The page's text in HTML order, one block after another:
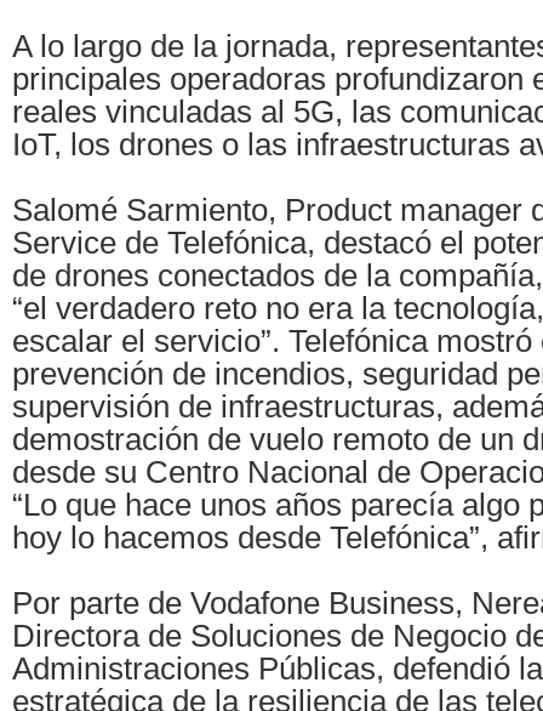
A lo largo de la jornada,
principales operadoras profundizaron
reales vinculadas al 5G, las
IoT, los drones o las infraestructuras
Salomé Sarmiento, Product manager
Service de Telefónica, destacó el
de drones conectados de la
“el verdadero reto no era la
escalar el servicio”. Telefónica
prevención de incendios, seguridad
supervisión de infraestructuras,
demostración de vuelo remoto de un
desde su Centro Nacional de
“Lo que hace unos años parecía algo
hoy lo hacemos desde Telefónica”,
Por parte de Vodafone Business,
Directora de Soluciones de Negocio
Administraciones Públicas, defendió
estratégica de la resiliencia de las